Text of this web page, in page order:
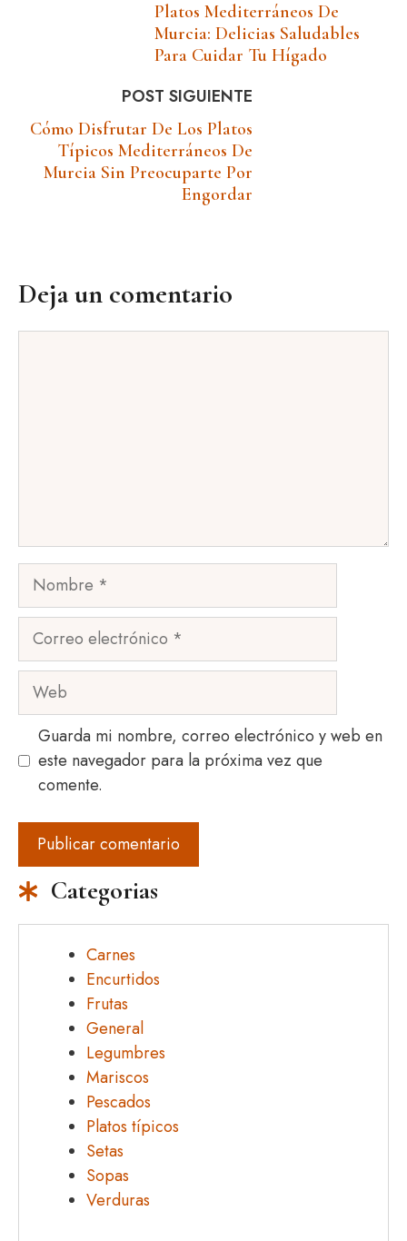
Platos Mediterráneos De
Murcia: Delicias Saludables
Para Cuidar Tu Hígado
POST SIGUIENTE
Cómo Disfrutar De Los Platos
Típicos Mediterráneos De
Murcia Sin Preocuparte Por
Engordar
Deja un comentario
Nombre
Correo
Web
Guarda mi nombre, correo electrónico y web en
este navegador para la próxima vez que
comente.
Categorias
Carnes
Encurtidos
Frutas
General
Legumbres
Mariscos
Pescados
Platos típicos
Setas
Sopas
Verduras